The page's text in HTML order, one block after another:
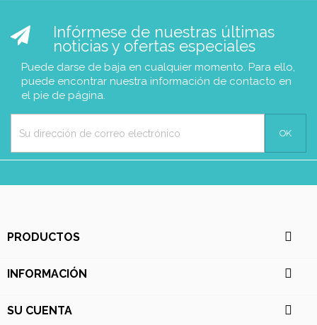
Infórmese de nuestras últimas
noticias y ofertas especiales
Puede darse de baja en cualquier momento. Para ello,
puede encontrar nuestra información de contacto en
el pie de página.
PRODUCTOS 
INFORMACIÓN 
SU CUENTA 